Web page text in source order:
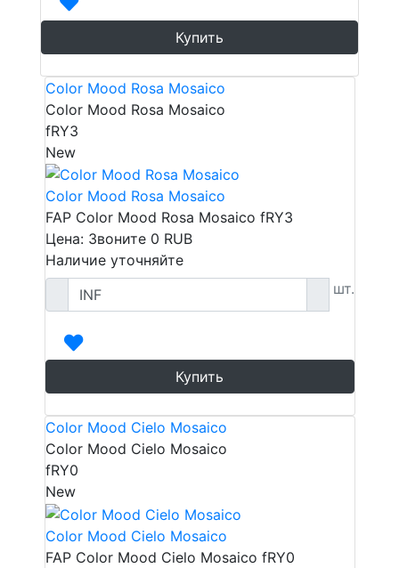
Купить
Color Mood Rosa Mosaico
Color Mood Rosa Mosaico
fRY3
New
Color Mood Rosa Mosaico
FAP Color Mood Rosa Mosaico fRY3
Цена: Звоните 0 RUB
Наличие уточняйте
шт.
Купить
Color Mood Cielo Mosaico
Color Mood Cielo Mosaico
fRY0
New
Color Mood Cielo Mosaico
FAP Color Mood Cielo Mosaico fRY0